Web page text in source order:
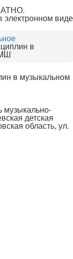
электронном виде
в
в музыкальном
детская
область, ул.